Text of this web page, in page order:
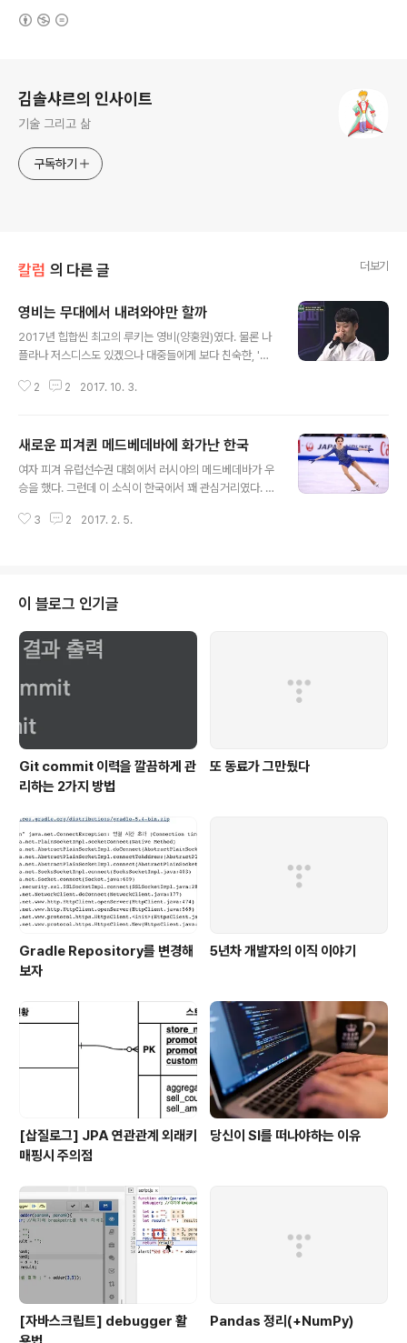
김솔샤르의 인사이트
기술 그리고 삶
구독하기
칼럼 의 다른 글 더보기
영비는 무대에서 내려와야만 할까
2017년 힙합씬 최고의 루키는 영비(양홍원)였다. 물론 나
플라나 저스디스도 있겠으나 대중들에게 보다 친숙한, '카
는 할 말이 많은 사람들이 있을 것이다. 그의 유투브 영상을
는 쪽이 조금 더 득세하는 것 같기는 하지만 말이다. 그런
데, 만약 영비가 과거에 학교 폭력의 주범이었다는 주장이
사실이라면, 그는 무대에서 내려와야만 할까? 답이 당연한
금 나는 영비를 옹호할 의도도 없을 뿐더러 그러고 싶지도
2 2 2017. 10. 3.
새로운 피겨퀸 메드베데바에 화가난 한국
여자 피겨 유럽선수권 대회에서 러시아의 메드베데바가 우
승을 했다. 그런데 이 소식이 한국에서 꽤 관심거리였다. 왜
다. 그렇다. 김연아의 '기록'을 깨버렸다. 나는 솔직히 큰 감
으며 메드베데바가 비리 혹은 부정행위를 저질렀다는 것이
거의 기정 사실인것처럼 보였다. http://star.ohmynew
s.com/ 이해하기 어렵다. 메드베데바 정말 불합리한 수단
을 사용했다거나 혜택을 받아 경쟁하는 다른 선수들에게
열심히 노력한 선수이다. 그런..
3 2 2017. 2. 5.
이 블로그 인기글
Git commit 이력을 깔끔하게 관
리하는 2가지 방법
또 동료가 그만뒀다
Gradle Repository를 변경해
보자
5년차 개발자의 이직 이야기
[삽질로그] JPA 연관관계 외래키
매핑시 주의점
당신이 SI를 떠나야하는 이유
[자바스크립트] debugger 활
Pandas 정리(+NumPy)